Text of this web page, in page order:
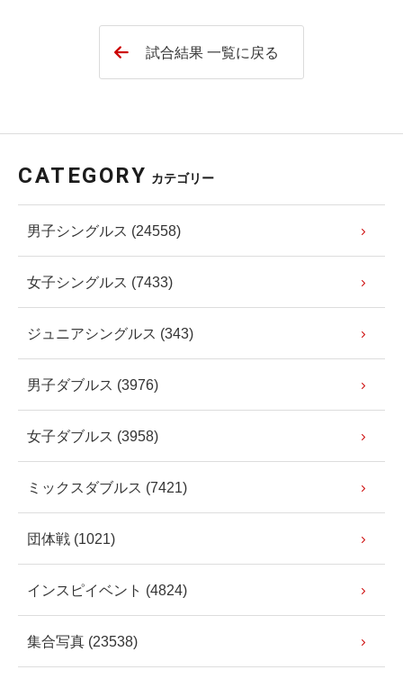
試合結果 一覧に戻る
CATEGORY カテゴリー
男子シングルス (24558)
女子シングルス (7433)
ジュニアシングルス (343)
男子ダブルス (3976)
女子ダブルス (3958)
ミックスダブルス (7421)
団体戦 (1021)
インスピイベント (4824)
集合写真 (23538)